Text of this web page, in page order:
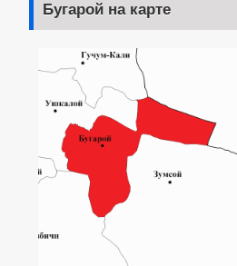
Бугарой на карте